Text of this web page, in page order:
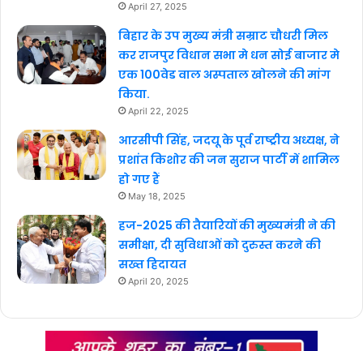
April 27, 2025
बिहार के उप मुख्य मंत्री सम्राट चौधरी मिल
कर राजपुर विधान सभा मे धन सोई बाजार मे
एक 100वेड वाल अस्पताल खोलने की मांग
किया.
April 22, 2025
आरसीपी सिंह, जदयू के पूर्व राष्ट्रीय अध्यक्ष, ने
प्रशांत किशोर की जन सुराज पार्टी में शामिल
हो गए हैं
May 18, 2025
हज-2025 की तैयारियों की मुख्यमंत्री ने की
समीक्षा, दी सुविधाओं को दुरुस्त करने की
सख्त हिदायत
April 20, 2025